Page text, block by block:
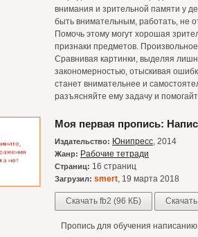
внимания и зрительной памяти у
быть внимательным, работать, не
Помочь этому могут хорошая
признаки предметов.
Сравнивая картинки, выделяя
закономерностью, отыскивая
станет внимательнее и
разъясняйте ему задачу и
Моя первая пропись:
Издательство: Юнипресс, 2014
Жанр: Рабочие тетради
Страниц: 16 страниц
Загрузил: smert, 19 марта 2018
Скачать fb2 (96 КБ)
Пропись для обучения написанию